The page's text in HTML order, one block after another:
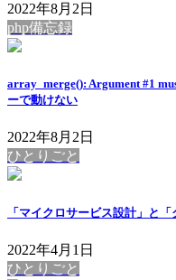
2022年8月2日
php備忘録
array_merge(): Argument #1
ーで動けない
2022年8月2日
ひとりごと
「マイクロサービス設計」と
2022年4月1日
ひとりごと